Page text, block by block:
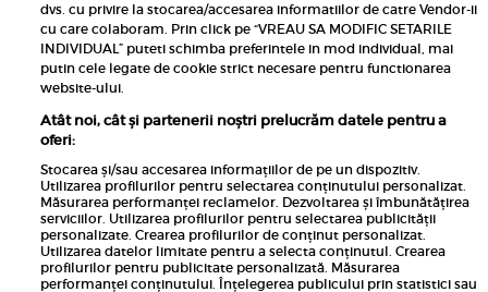
Links
Calculator sarcina
Rețete
Libertatea
Viva
Libertatea pentru femei
dvs. cu privire la stocarea/accesarea informatiilor de catre Vendor-ii
cu care colaboram. Prin click pe “VREAU SA MODIFIC SETARILE
INDIVIDUAL” puteti schimba preferintele in mod individual, mai
putin cele legate de cookie strict necesare pentru functionarea
website-ului.
Atât noi, cât și partenerii noștri prelucrăm datele pentru a
oferi:
Stocarea și/sau accesarea informațiilor de pe un dispozitiv.
Utilizarea profilurilor pentru selectarea conținutului personalizat.
Măsurarea performanței reclamelor. Dezvoltarea și îmbunătățirea
serviciilor. Utilizarea profilurilor pentru selectarea publicității
personalizate. Crearea profilurilor de conținut personalizat.
Utilizarea datelor limitate pentru a selecta conținutul. Crearea
profilurilor pentru publicitate personalizată. Măsurarea
performanței conținutului. Înțelegerea publicului prin statistici sau